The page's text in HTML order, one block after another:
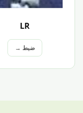
LR
ضبط →